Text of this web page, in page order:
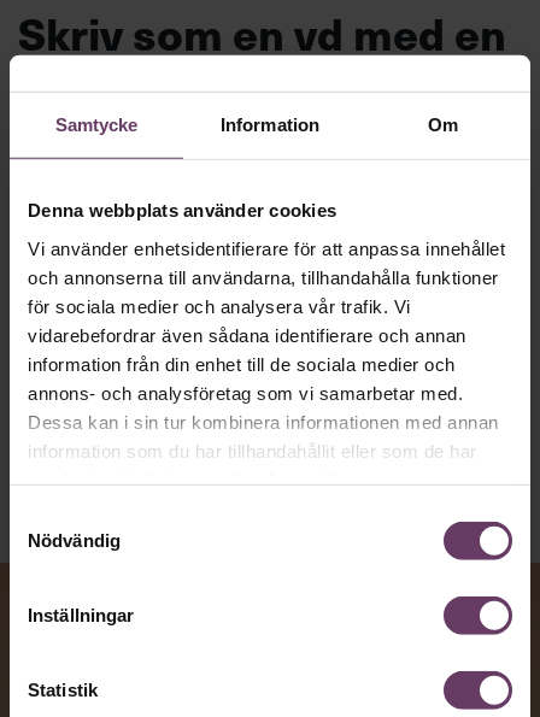
Samtycke Information Om
Denna webbplats använder cookies
Vi använder enhetsidentifierare för att anpassa innehållet
och annonserna till användarna, tillhandahålla funktioner
för sociala medier och analysera vår trafik. Vi
vidarebefordrar även sådana identifierare och annan
information från din enhet till de sociala medier och
annons- och analysföretag som vi samarbetar med.
Dessa kan i sin tur kombinera informationen med annan
information som du har tillhandahållit eller som de har
Nödvändig
Inställningar
Statistik
Skriv som en vd med en
app
MVH VD
Kan en app som förvandlar
artighetsfraser, men gärna stavfel – vara
vägen för den som vill nå fram till
toppcheferna?
Kommunikation
Text:Fredrik Kullberg
Publicerad2026-08-07